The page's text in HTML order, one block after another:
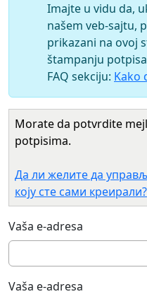
Imajte u vidu da,
našem veb-sajtu,
prikazani na ovoj
štampanju
FAQ sekciju: Kako
Morate da potvrdite
potpisima.
Да ли желите да
коју сте сами креирали?
Vaša e-adresa
Vaša e-adresa